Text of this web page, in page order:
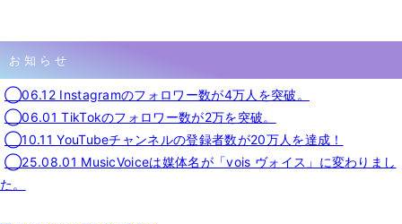
お知らせ
◯06.12 Instagramのフォロワー数が4万人を突破。
◯06.01 TikTokのフォロワー数が2万を突破。
◯10.11 YouTubeチャンネルの登録者数が20万人を達成！
◯25.08.01 MusicVoiceは媒体名が「vois ヴォイス」に変わりまし
た。